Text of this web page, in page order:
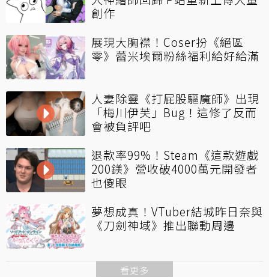
創作
展現大胸襟！Coser扮《絕區
零》蕾米埃爾粉絲福利給好給滿
人妻除靈《打屁股驅魔師》出現
「梅川伊芙」Bug！這修了反而
會被負評吧
退款率99%！Steam《這款遊戲
200鎂》營收破4000萬元開發者
也傻眼
夢想成真！VTuber結城昨日奈與
《刀劍神域》推出聯動周邊
看更多